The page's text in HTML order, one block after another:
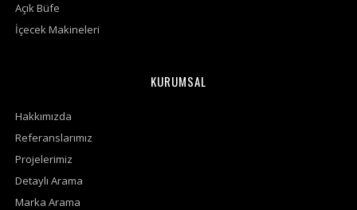
Açık Büfe
İçecek Makineleri
KURUMSAL
Hakkımızda
Referanslarımız
Projelerimiz
Detaylı Arama
Marka Arama